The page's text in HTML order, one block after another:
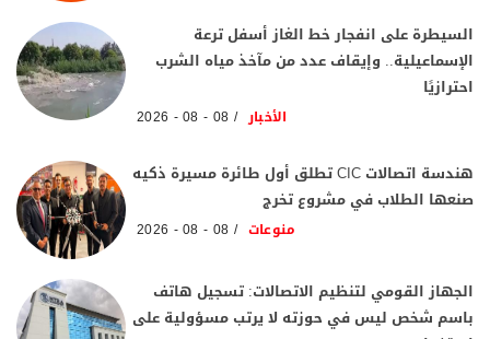
السيطرة على انفجار خط الغاز أسفل ترعة
الإسماعيلية.. وإيقاف عدد من مآخذ مياه الشرب
احترازيًا
الأخبار 08 - 08 - 2026
هندسة اتصالات CIC تطلق أول طائرة مسيرة ذكيه
صنعها الطلاب في مشروع تخرج
منوعات 08 - 08 - 2026
الجهاز القومي لتنظيم الاتصالات: تسجيل هاتف
باسم شخص ليس في حوزته لا يرتب مسؤولية على